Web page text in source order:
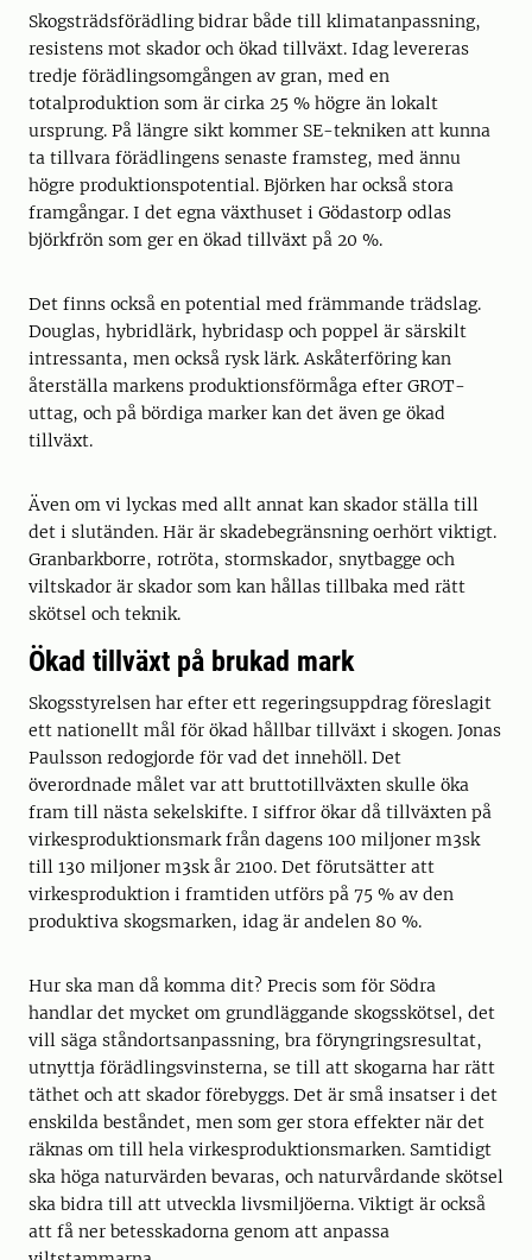
Skogsträdsförädling bidrar både till klimatanpassning,
resistens mot skador och ökad tillväxt. Idag levereras
tredje förädlingsomgången av gran, med en
totalproduktion som är cirka 25 % högre än lokalt
ursprung. På längre sikt kommer SE-tekniken att kunna
ta tillvara förädlingens senaste framsteg, med ännu
högre produktionspotential. Björken har också stora
framgångar. I det egna växthuset i Gödastorp odlas
björkfrön som ger en ökad tillväxt på 20 %.
Det finns också en potential med främmande trädslag.
Douglas, hybridlärk, hybridasp och poppel är särskilt
intressanta, men också rysk lärk. Askåterföring kan
återställa markens produktionsförmåga efter GROT-
uttag, och på bördiga marker kan det även ge ökad
tillväxt.
Även om vi lyckas med allt annat kan skador ställa till
det i slutänden. Här är skadebegränsning oerhört viktigt.
Granbarkborre, rotröta, stormskador, snytbagge och
viltskador är skador som kan hållas tillbaka med rätt
skötsel och teknik.
Ökad tillväxt på brukad mark
Skogsstyrelsen har efter ett regeringsuppdrag föreslagit
ett nationellt mål för ökad hållbar tillväxt i skogen. Jonas
Paulsson redogjorde för vad det innehöll. Det
överordnade målet var att bruttotillväxten skulle öka
fram till nästa sekelskifte. I siffror ökar då tillväxten på
virkesproduktionsmark från dagens 100 miljoner m3sk
till 130 miljoner m3sk år 2100. Det förutsätter att
virkesproduktion i framtiden utförs på 75 % av den
produktiva skogsmarken, idag är andelen 80 %.
Hur ska man då komma dit? Precis som för Södra
handlar det mycket om grundläggande skogsskötsel, det
vill säga ståndortsanpassning, bra föryngringsresultat,
utnyttja förädlingsvinsterna, se till att skogarna har rätt
täthet och att skador förebyggs. Det är små insatser i det
enskilda beståndet, men som ger stora effekter när det
räknas om till hela virkesproduktionsmarken. Samtidigt
ska höga naturvärden bevaras, och naturvårdande skötsel
ska bidra till att utveckla livsmiljöerna. Viktigt är också
att få ner betesskadorna genom att anpassa